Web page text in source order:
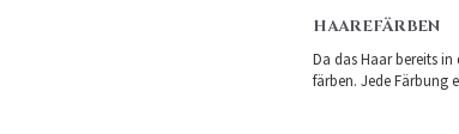
HAAREFÄRBEN
Da das Haar bereits
färben. Jede Färbung